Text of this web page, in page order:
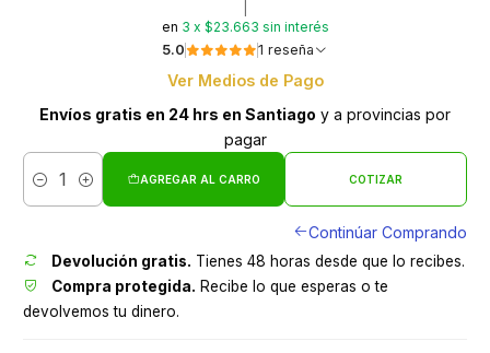
en 3 x $23.663 sin interés
5.0
1 reseña
Ver Medios de Pago
Envíos gratis en 24 hrs en Santiago y a provincias por
pagar
Cantidad
AGREGAR AL CARRO COTIZAR
Continúar Comprando
Devolución gratis. Tienes 48 horas desde que lo recibes.
Compra protegida. Recibe lo que esperas o te
devolvemos tu dinero.